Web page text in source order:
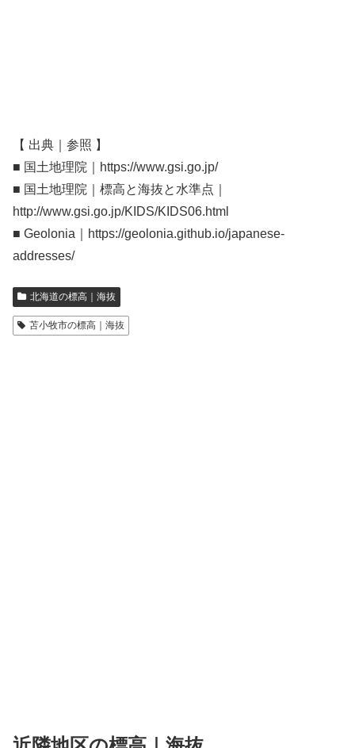
【 出典｜参照 】
■ 国土地理院｜https://www.gsi.go.jp/
■ 国土地理院｜標高と海抜と水準点｜
http://www.gsi.go.jp/KIDS/KIDS06.html
■ Geolonia｜https://geolonia.github.io/japanese-
addresses/
北海道の標高｜海抜
苫小牧市の標高｜海抜